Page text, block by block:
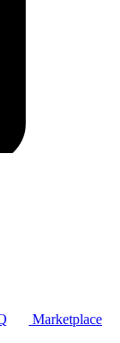
Marketplace